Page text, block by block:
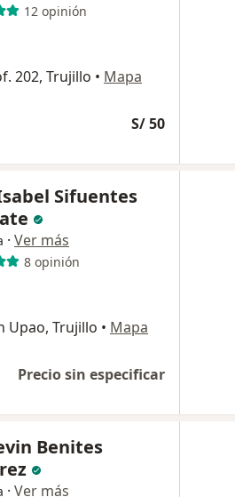
12 opinión
202, Trujillo • Mapa
S/ 50
Sifuentes
· Ver más
8 opinión
Upao, Trujillo • Mapa
Precio sin especificar
Benites
· Ver más